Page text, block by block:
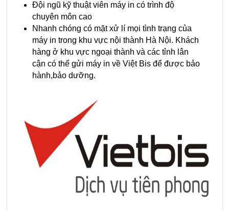
Đội ngũ kỹ thuật viên máy in có trình độ
chuyên môn cao
Nhanh chóng có mặt xử lí mọi tình trạng của
máy in trong khu vực nội thành Hà Nội. Khách
hàng ở khu vực ngoại thành và các tỉnh lân
cận có thể gửi máy in về Việt Bis để được bảo
hành,bảo dưỡng.